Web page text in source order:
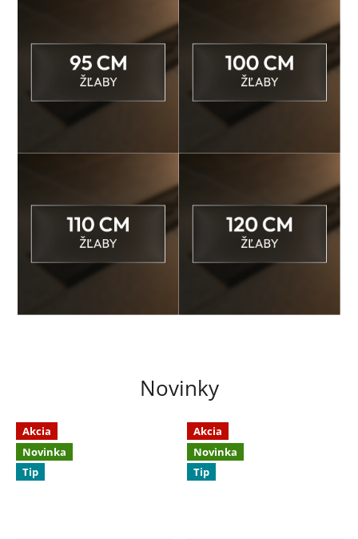
Novinky
Akcia
Novinka
Tip
Akcia
Novinka
Tip